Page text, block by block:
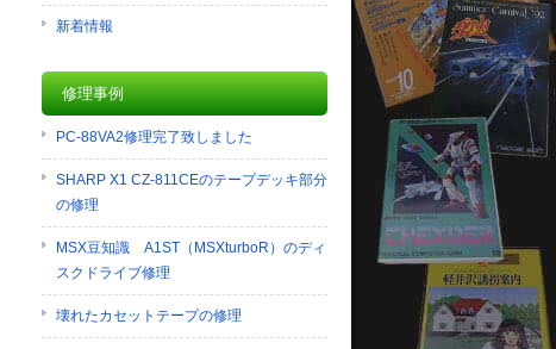
新着情報
修理事例
PC-88VA2修理完了致しました
SHARP X1 CZ-811CEのテープデッキ部分
の修理
MSX豆知識 A1ST（MSXturboR）のディ
スクドライブ修理
壊れたカセットテープの修理